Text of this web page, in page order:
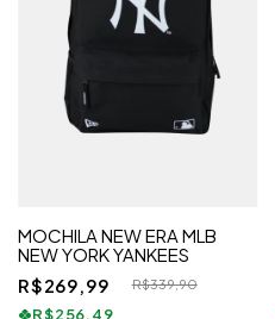
MOCHILA NEW ERA MLB
NEW YORK YANKEES
R$269,99
R$339,90
R$256,49